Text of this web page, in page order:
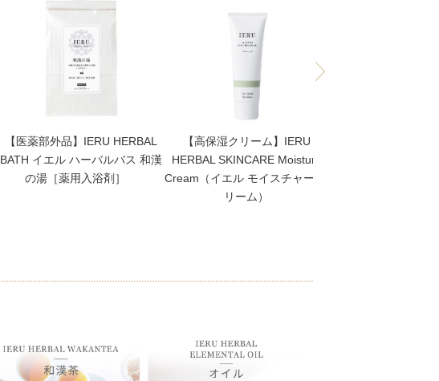
【医薬部外品】IERU HERBAL
BATH イエル ハーバルバス 和漢
の湯［薬用入浴剤］
【高保湿クリーム】IERU
HERBAL SKINCARE Moisture
Cream（イエル モイスチャー ク
リーム）